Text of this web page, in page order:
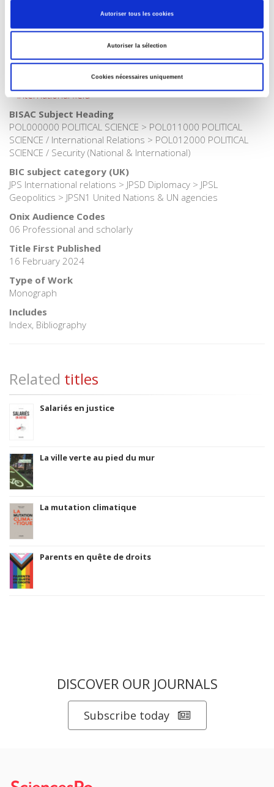
Autoriser tous les cookies
Autoriser la sélection
Cookies nécessaires uniquement
>Geopolitics>International Relations
>Geopolitics
Publisher Category
>International field
BISAC Subject Heading
POL000000 POLITICAL SCIENCE > POL011000 POLITICAL
SCIENCE / International Relations > POL012000 POLITICAL
SCIENCE / Security (National & International)
BIC subject category (UK)
JPS International relations > JPSD Diplomacy > JPSL
Geopolitics > JPSN1 United Nations & UN agencies
Onix Audience Codes
06 Professional and scholarly
Title First Published
16 February 2024
Type of Work
Monograph
Includes
Index, Bibliography
Related titles
Salariés en justice
La ville verte au pied du mur
La mutation climatique
Parents en quête de droits
DISCOVER OUR JOURNALS
Subscribe today